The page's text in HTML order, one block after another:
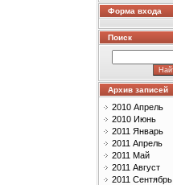
Форма входа
Поиск
Архив записей
2010 Апрель
2010 Июнь
2011 Январь
2011 Апрель
2011 Май
2011 Август
2011 Сентябрь